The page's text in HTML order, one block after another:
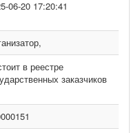
06-20 17:20:41
в реестре
заказчиков